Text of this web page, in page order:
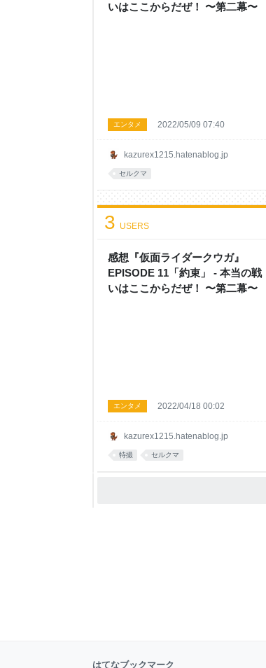
いはここからだぜ！ 〜第二幕〜
kazurex1215.hatenablog.jp
エンタメ 2022/05/09 07:40
セルクマ
感想『仮面ライダークウガ』
EPISODE 11「約束」 - 本当の戦
いはここからだぜ！ 〜第二幕〜
3 USERS
kazurex1215.hatenablog.jp
エンタメ 2022/04/18 00:02
特撮 セルクマ
はてなブックマーク